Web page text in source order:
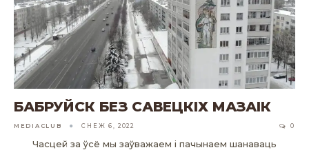
БАБРУЙСК БЕЗ САВЕЦКІХ МАЗАІК
MEDIACLUB СНЕЖ 6, 2022 0
Часцей за ўсё мы заўважаем і пачынаем шанаваць